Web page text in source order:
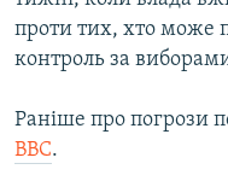
проти тих, хто може
контроль за
Раніше про погрози
BBC.